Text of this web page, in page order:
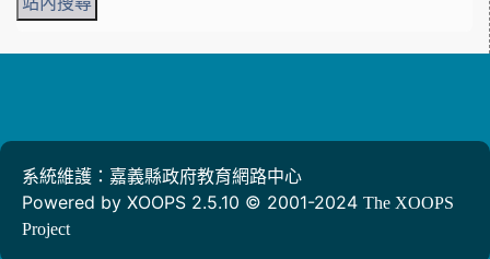
系統維護：嘉義縣政府教育網路中心
Powered by XOOPS 2.5.10 © 2001-2024 The XOOPS
Project